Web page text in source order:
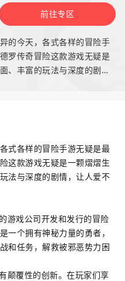
前往专区
的今天，各式各样的冒险手
罗传奇冒险这款游戏无疑是
、丰富的玩法与深度的剧
式各样的冒险手游无疑是最
这款游戏无疑是一颗熠熠生
法与深度的剧情，让人爱不
游戏公司开发和发行的冒险
一个拥有神秘力量的勇者，
和任务，解救被邪恶势力困
颠覆性的创新。在玩家们享